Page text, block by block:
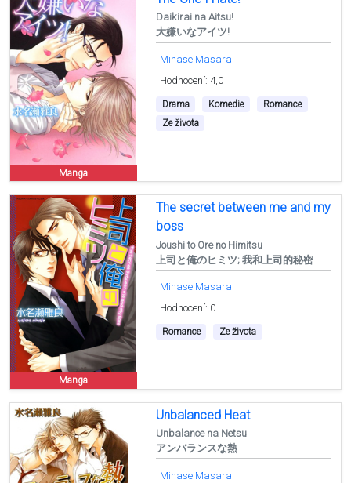
Manga
Daikirai na Aitsu!
大嫌いなアイツ!
Minase Masara
Hodnocení: 4,0
Drama Komedie
Romance
Ze života
Manga
The secret between me and my
boss
Joushi to Ore no Himitsu
上司と俺のヒミツ; 我和上司的秘密
Minase Masara
Hodnocení: 0
Romance Ze života
Unbalanced Heat
Unbalance na Netsu
アンバランスな熱
Minase Masara